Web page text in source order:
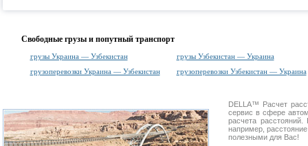
Свободные грузы и попутный транспорт
грузы Украина — Узбекистан
грузы Узбекистан — Украина
грузоперевозки Украина — Узбекистан
грузоперевозки Узбекистан — Украина
DELLA™ Расчет
сервис в сфере
расчета
например,
полезными для Вас!